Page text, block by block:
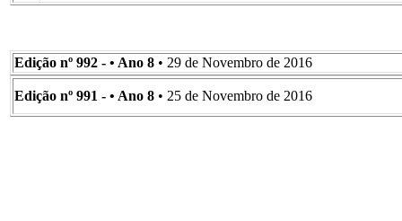
Edição nº 992 - • Ano 8 • 29 de Novembro de 2016
Edição nº 991 - • Ano 8 • 25 de Novembro de 2016